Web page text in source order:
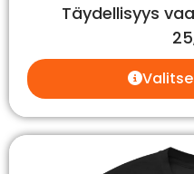
Täydellisyys